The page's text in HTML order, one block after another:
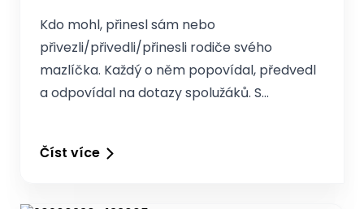
Kdo mohl, přinesl sám nebo
přivezli/přivedli/přinesli rodiče svého
mazlíčka. Každý o něm popovídal, předvedl
a odpovídal na dotazy spolužáků. S…
Číst více